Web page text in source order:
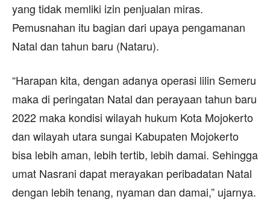
yang tidak memliki izin penjualan miras.
Pemusnahan itu bagian dari upaya pengamanan
Natal dan tahun baru (Nataru).
“Harapan kita, dengan adanya operasi lilin Semeru
maka di peringatan Natal dan perayaan tahun baru
2022 maka kondisi wilayah hukum Kota Mojokerto
dan wilayah utara sungai Kabupaten Mojokerto
bisa lebih aman, lebih tertib, lebih damai. Sehingga
umat Nasrani dapat merayakan peribadatan Natal
dengan lebih tenang, nyaman dan damai,” ujarnya.